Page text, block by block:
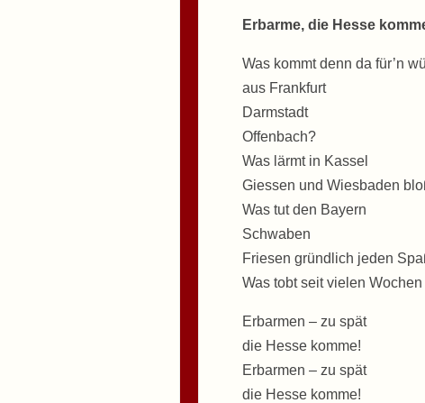
Erbarme, die Hesse
Was kommt denn da für’n
aus Frankfurt
Darmstadt
Offenbach?
Was lärmt in Kassel
Giessen und Wiesbaden
Was tut den Bayern
Schwaben
Friesen gründlich jeden
Was tobt seit vielen
Erbarmen – zu spät
die Hesse komme!
Erbarmen – zu spät
die Hesse komme!